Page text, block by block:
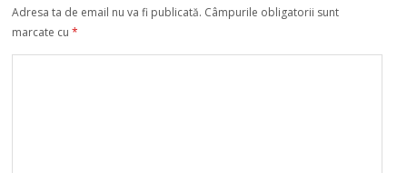
Adresa ta de email nu va fi publicată. Câmpurile obligatorii sunt
marcate cu*